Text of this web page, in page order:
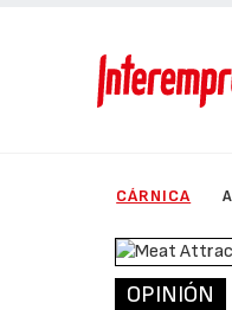
CÁRNICA
OPINIÓN